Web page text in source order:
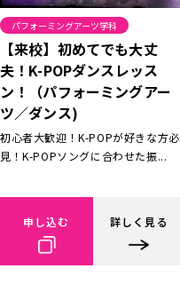
パフォーミングアーツ学科
【来校】初めてでも大丈
夫！K-POPダンスレッス
ン！（パフォーミングアー
ツ／ダンス)
初心者大歓迎！K-POPが好きな方必
見！K-POPソングに合わせた振...
申し込む 詳しく見る